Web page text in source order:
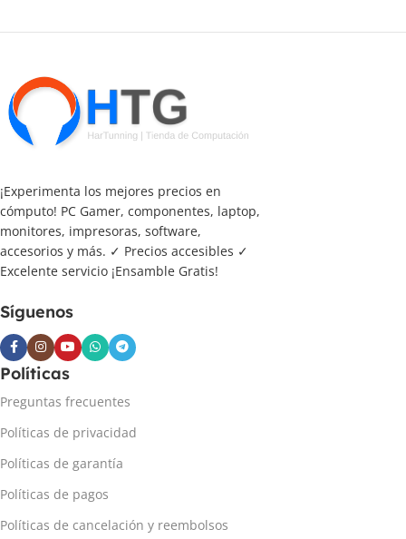
¡Experimenta los mejores precios en
cómputo! PC Gamer, componentes, laptop,
monitores, impresoras, software,
accesorios y más. ✓ Precios accesibles ✓
Excelente servicio ¡Ensamble Gratis!
Síguenos
Políticas
Preguntas frecuentes
Políticas de privacidad
Políticas de garantía
Políticas de pagos
Políticas de cancelación y reembolsos